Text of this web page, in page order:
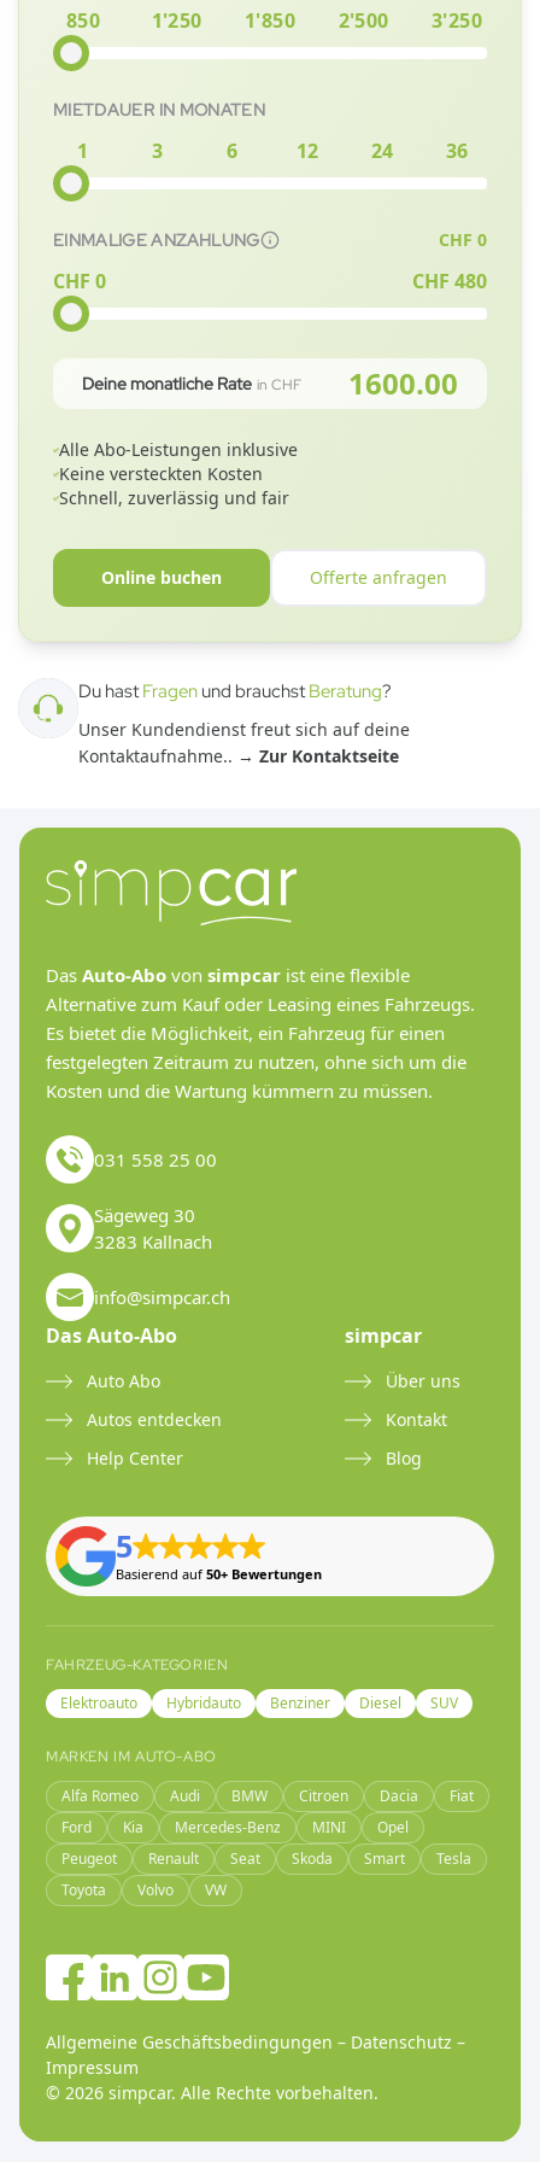
850 1'250 1'850 2'500 3'250
MIETDAUER IN MONATEN
1 3 6 12 24 36
EINMALIGE ANZAHLUNG CHF 0
CHF 0 CHF 480
Deine monatliche Rate in CHF 1600.00
Alle Abo-Leistungen inklusive
Keine versteckten Kosten
Schnell, zuverlässig und fair
Online buchen Offerte anfragen
Du hastFragen und brauchstBeratung?
Unser Kundendienst freut sich auf deine
Kontaktaufnahme.. → Zur Kontaktseite
Das Auto-Abo von simpcar ist eine flexible
Alternative zum Kauf oder Leasing eines Fahrzeugs.
Es bietet die Möglichkeit, ein Fahrzeug für einen
festgelegten Zeitraum zu nutzen, ohne sich um die
Kosten und die Wartung kümmern zu müssen.
031 558 25 00
Sägeweg 30
3283 Kallnach
info@simpcar.ch
Das Auto-Abo
Auto Abo
Autos entdecken
Help Center
simpcar
Über uns
Kontakt
Blog
5
Basierend auf50+ Bewertungen
FAHRZEUG-KATEGORIEN
Elektroauto Hybridauto Benziner Diesel SUV
MARKEN IM AUTO-ABO
Alfa Romeo Audi BMW Citroen Dacia
Fiat
Ford
Kia Mercedes-Benz MINI
Opel
Peugeot
Renault Seat Skoda Smart
Tesla
Toyota
Volvo VW
Allgemeine Geschäftsbedingungen – Datenschutz –
Impressum
© 2026 simpcar. Alle Rechte vorbehalten.